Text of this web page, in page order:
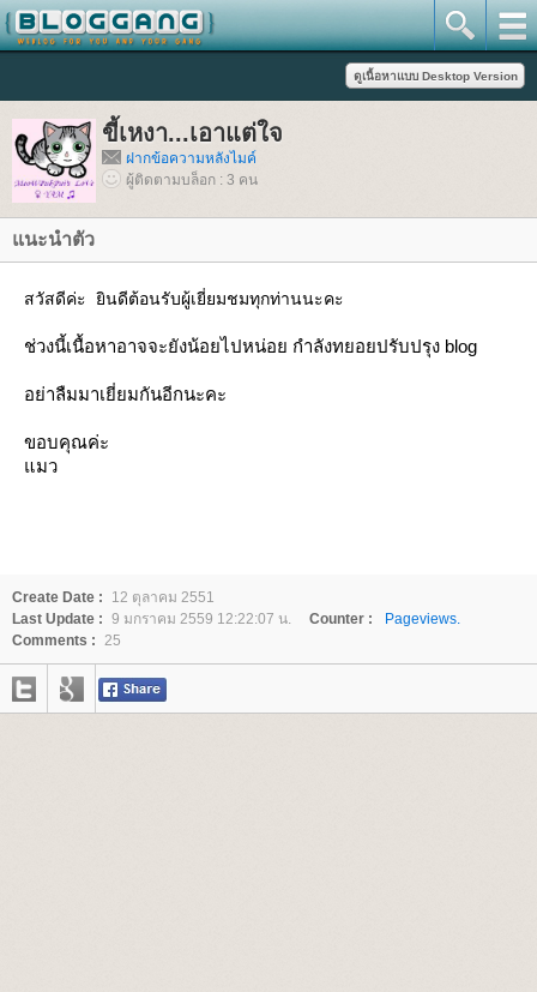
ขี้เหงา...เอาแต่ใจ
ฝากข้อความหลังไมค์
ผู้ติดตามบล็อก : 3 คน
นะนำตัว
สวัสดีค่ะ ยินดีต้อนรับผู้เยี่ยมชมทุกท่านนะคะ
ช่วงนี้เนื้อหาอาจจะยังน้อยไปหน่อย กำลังทยอยปรับปรุง blog
อย่าลืมมาเยี่ยมกันอีกนะคะ
ขอบคุณค่ะ
มว
Create Date :
12 ตุลาคม 2551
Last Update : 9 มกราคม 2559 12:22:07 น. Counter :
Pageviews.
Comments : 25